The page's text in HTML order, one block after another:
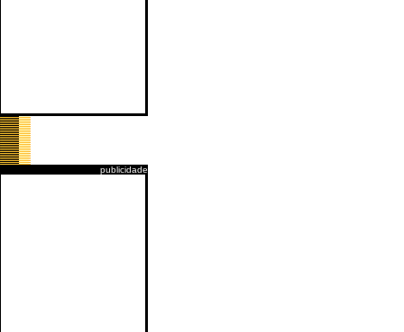
publicidade